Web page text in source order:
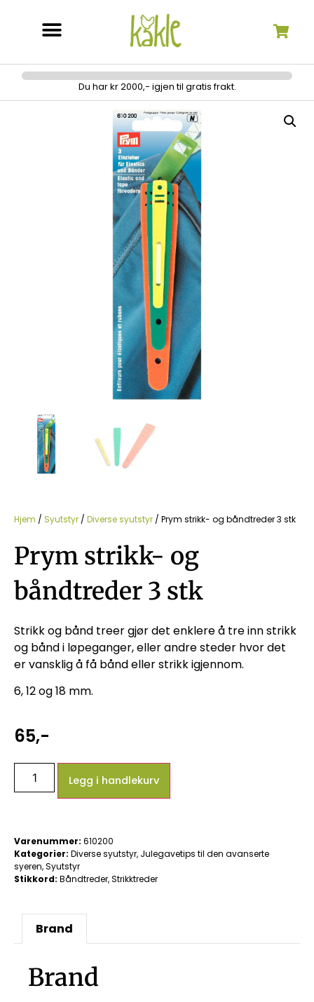
Du har kr 2000,- igjen til gratis frakt.
Hjem / Syutstyr / Diverse syutstyr / Prym strikk- og båndtreder 3 stk
Prym strikk- og
båndtreder 3 stk
Strikk og bånd treer gjør det enklere å tre inn strikk
og bånd i løpeganger, eller andre steder hvor det
er vansklig å få bånd eller strikk igjennom.
6, 12 og 18 mm.
65,-
Legg i handlekurv
Varenummer: 610200
Kategorier: Diverse syutstyr, Julegavetips til den avanserte
syeren,Syutstyr
Stikkord: Båndtreder,Strikktreder
Brand
Brand